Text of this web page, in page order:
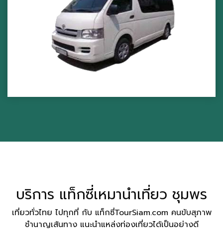
บริการ แท็กซี่เหมานำเที่ยว ชุมพร
เที่ยวทั่วไทย ไปทุกที่ กับ แท็กซี่TourSiam.com คนขับสุภาพ
ชำนาญเส้นทาง แนะนำแหล่งท่องเที่ยวได้เป็นอย่างดี